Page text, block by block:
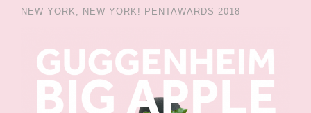
NEW YORK, NEW YORK! PENTAWARDS 2018